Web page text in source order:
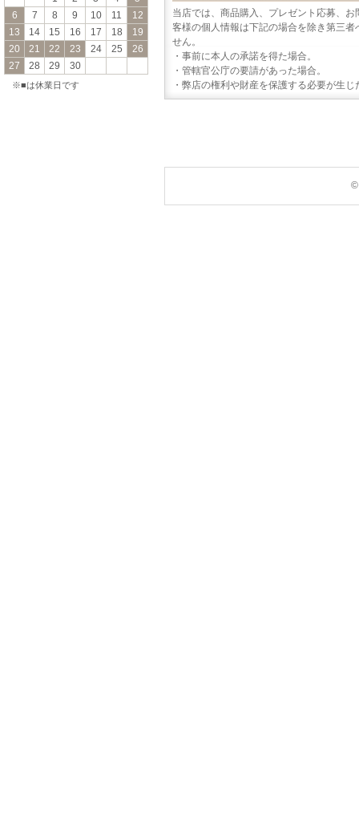
6
7 8 9 10 11
12
13
14 15 16 17 18
19
20
21 22 23 24 25
26
27
28 29 30
※■は休業日です
当店では、商品購入、プレゼント応募、
客様の個人情報は下記の場合を除き第三
せん。
・事前に本人の承諾を得た場合。
・管轄官公庁の要請があった場合。
・弊店の権利や財産を保護する必要が生じ
©